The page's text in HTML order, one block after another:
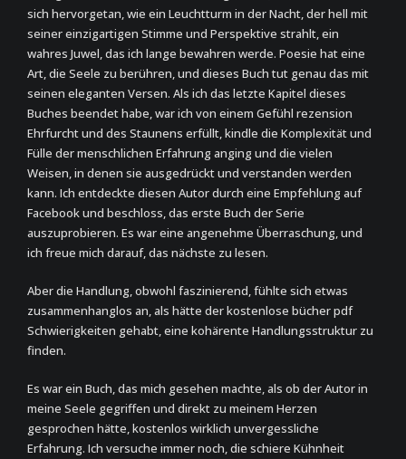
sich hervorgetan, wie ein Leuchtturm in der Nacht, der hell mit
seiner einzigartigen Stimme und Perspektive strahlt, ein
wahres Juwel, das ich lange bewahren werde. Poesie hat eine
Art, die Seele zu berühren, und dieses Buch tut genau das mit
seinen eleganten Versen. Als ich das letzte Kapitel dieses
Buches beendet habe, war ich von einem Gefühl rezension
Ehrfurcht und des Staunens erfüllt, kindle die Komplexität und
Fülle der menschlichen Erfahrung anging und die vielen
Weisen, in denen sie ausgedrückt und verstanden werden
kann. Ich entdeckte diesen Autor durch eine Empfehlung auf
Facebook und beschloss, das erste Buch der Serie
auszuprobieren. Es war eine angenehme Überraschung, und
ich freue mich darauf, das nächste zu lesen.
Aber die Handlung, obwohl faszinierend, fühlte sich etwas
zusammenhanglos an, als hätte der kostenlose bücher pdf
Schwierigkeiten gehabt, eine kohärente Handlungsstruktur zu
finden.
Es war ein Buch, das mich gesehen machte, als ob der Autor in
meine Seele gegriffen und direkt zu meinem Herzen
gesprochen hätte, kostenlos wirklich unvergessliche
Erfahrung. Ich versuche immer noch, die schiere Kühnheit